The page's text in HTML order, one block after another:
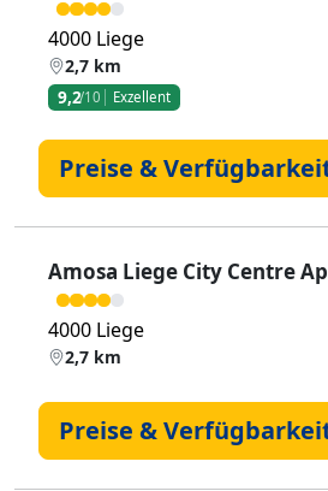
4000 Liege
2,7 km
9,2/10 Exzellent
Preise &
Amosa Liege City Centre
4000 Liege
2,7 km
Preise &